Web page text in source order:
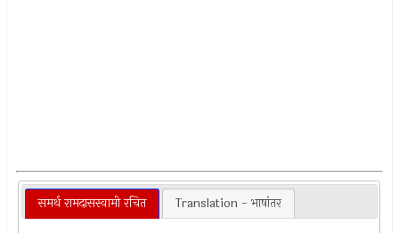
समर्थ रामदासस्वामी रचित Translation - भाषांतर